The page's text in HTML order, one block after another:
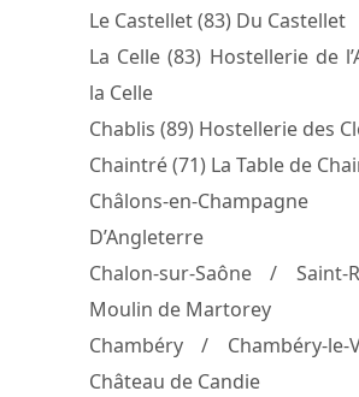
Le Castellet (83) Du Castellet
La Celle (83) Hostellerie de
la Celle
Chablis (89) Hostellerie des
Chaintré (71) La Table de
Châlons-en-
D’Angleterre
Chalon-sur-Saône / Saint-
Moulin de Martorey
Chambéry / Chambéry-le-
Château de Candie